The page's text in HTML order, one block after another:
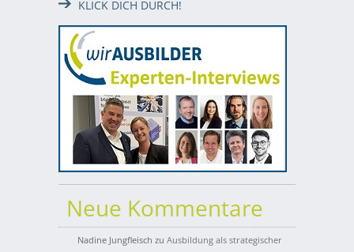
KLICK DICH DURCH!
Neue Kommentare
Nadine Jungfleisch zu Ausbildung als strategischer